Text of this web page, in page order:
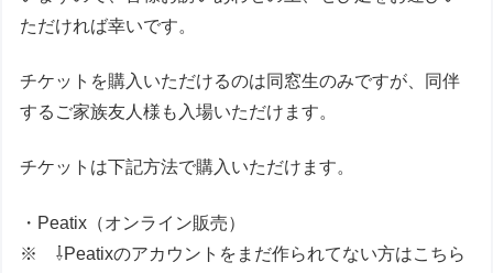
ただければ幸いです。
チケットを購入いただけるのは同窓生のみですが、同伴
するご家族友人様も入場いただけます。
チケットは下記方法で購入いただけます。
・Peatix（オンライン販売）
※ ⇩Peatixのアカウントをまだ作られてない方はこちら